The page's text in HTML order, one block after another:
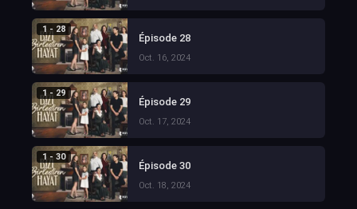
1 - 28
Épisode 28
Oct. 16, 2024
1 - 29
Épisode 29
Oct. 17, 2024
1 - 30
Épisode 30
Oct. 18, 2024